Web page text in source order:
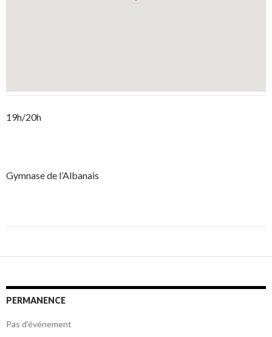
19h/20h
Gymnase de l’Albanais
des
PERMANENCE
Pas d'événement